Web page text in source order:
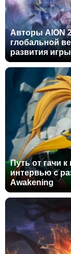
Авторы AION
глобальной
развития игры
Путь от гачи
интервью с
Awakening